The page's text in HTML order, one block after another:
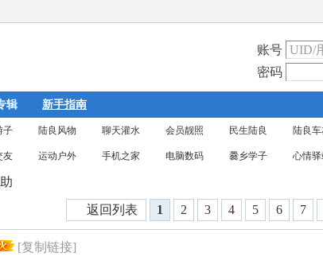
账号
密码
辑 新手指南
子 陆良风物 聊天灌水 会员靓照 民生陆良 陆良
友 运动户外 手机之家 电脑数码 爨乡学子 心情
1 2 3 4 5 6 7
返回列表
[复制链接]